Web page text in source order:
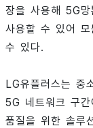
장을 사용해 5G
사용할 수 있어
수 있다.
LG유플러스는 중
5G 네트워크 구
품질을 위한 솔루